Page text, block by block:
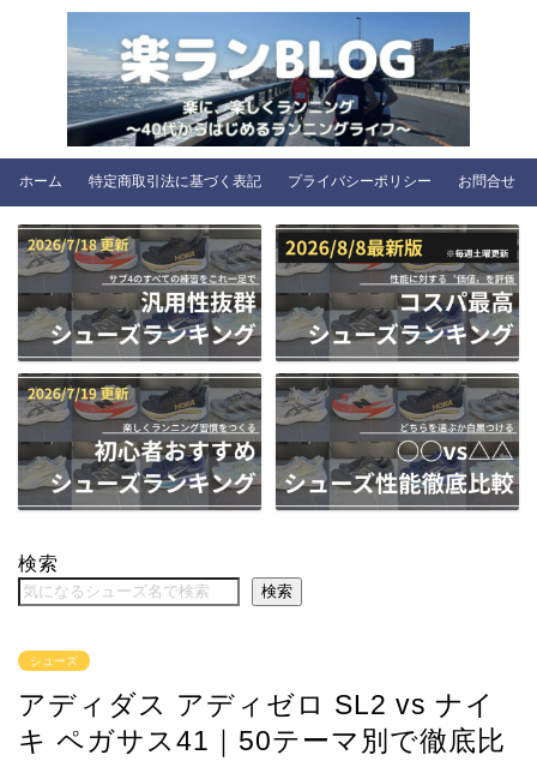
ホーム 特定商取引法に基づく表記 プライバシーポリシー お問合せ
検索
検索
シューズ
アディダス アディゼロ SL2 vs ナイ
キ ペガサス41｜50テーマ別で徹底比